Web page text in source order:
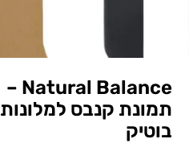
Natural Balance –
תמונת קנבס למלונות
בוטיק